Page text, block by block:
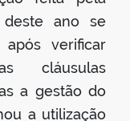
deste ano se
após verificar
cláusulas
a gestão do
a utilização